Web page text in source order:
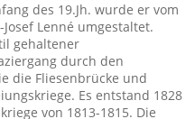
des 19.Jh. wurde er vom
Lenné umgestaltet.
gehaltener
durch den
die Fliesenbrücke und
Es entstand 1828
von 1813-1815. Die